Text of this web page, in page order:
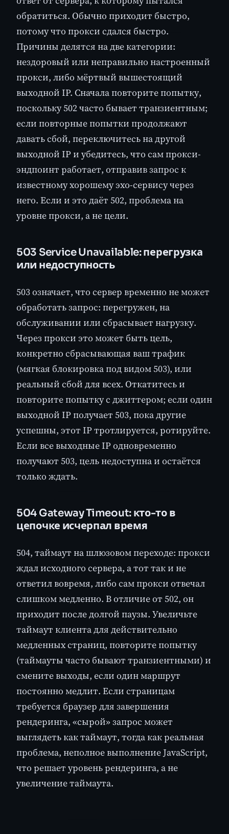
обратиться. Обычно приходит быстро,
потому что прокси сдался быстро.
Причины делятся на две категории:
нездоровый или неправильно настроенный
прокси, либо мёртвый вышестоящий
выходной IP. Сначала повторите попытку,
поскольку 502 часто бывает транзиентным;
если повторные попытки продолжают
давать сбой, переключитесь на другой
выходной IP и убедитесь, что сам прокси-
эндпоинт работает, отправив запрос к
известному хорошему эхо-сервису через
него. Если и это даёт 502, проблема на
уровне прокси, а не цели.
503 Service Unavailable: перегрузка
или недоступность
503 означает, что сервер временно не может
обработать запрос: перегружен, на
обслуживании или сбрасывает нагрузку.
Через прокси это может быть цель,
конкретно сбрасывающая ваш трафик
(мягкая блокировка под видом 503), или
реальный сбой для всех. Откатитесь и
повторите попытку с джиттером; если один
выходной IP получает 503, пока другие
успешны, этот IP тротлируется, ротируйте.
Если все выходные IP одновременно
получают 503, цель недоступна и остаётся
только ждать.
504 Gateway Timeout: кто-то в
цепочке исчерпал время
504, таймаут на шлюзовом переходе: прокси
ждал исходного сервера, а тот так и не
ответил вовремя, либо сам прокси отвечал
слишком медленно. В отличие от 502, он
приходит после долгой паузы. Увеличьте
таймаут клиента для действительно
медленных страниц, повторите попытку
(таймауты часто бывают транзиентными) и
смените выходы, если один маршрут
постоянно медлит. Если страницам
требуется браузер для завершения
рендеринга, «сырой» запрос может
выглядеть как таймаут, тогда как реальная
проблема, неполное выполнение JavaScript,
что решает уровень рендеринга, а не
увеличение таймаута.